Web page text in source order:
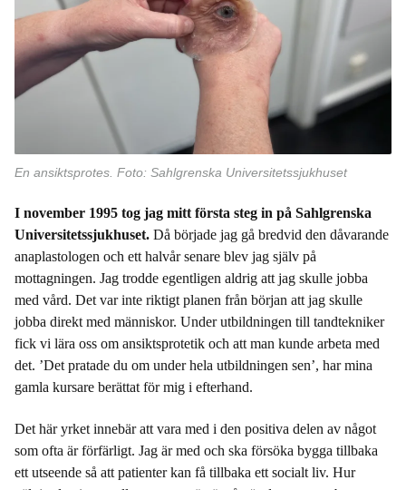
En ansiktsprotes. Foto: Sahlgrenska Universitetssjukhuset
I november 1995 tog jag mitt första steg in på Sahlgrenska
Universitetssjukhuset. Då började jag gå bredvid den dåvarande
anaplastologen och ett halvår senare blev jag själv på
mottagningen. Jag trodde egentligen aldrig att jag skulle jobba
med vård. Det var inte riktigt planen från början att jag skulle
jobba direkt med människor. Under utbildningen till tandtekniker
fick vi lära oss om ansiktsprotetik och att man kunde arbeta med
det. ’Det pratade du om under hela utbildningen sen’, har mina
gamla kursare berättat för mig i efterhand.
Det här yrket innebär att vara med i den positiva delen av något
som ofta är förfärligt. Jag är med och ska försöka bygga tillbaka
ett utseende så att patienter kan få tillbaka ett socialt liv. Hur